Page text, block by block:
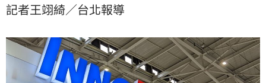
記者王翊綺／台北報導